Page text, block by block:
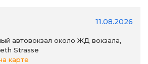
11.08.2026
автовокзал около ЖД вокзала,
Strasse
карте